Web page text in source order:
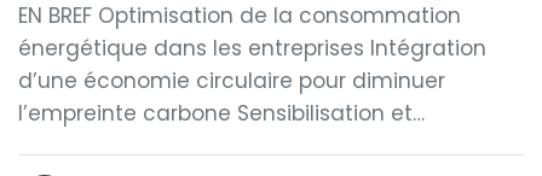
EN BREF Optimisation de la consommation
énergétique dans les entreprises Intégration
d’une économie circulaire pour diminuer
l’empreinte carbone Sensibilisation et…